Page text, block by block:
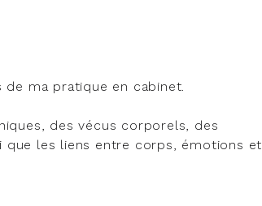
ma pratique en cabinet.
des vécus corporels, des
que les liens entre corps, émotions et